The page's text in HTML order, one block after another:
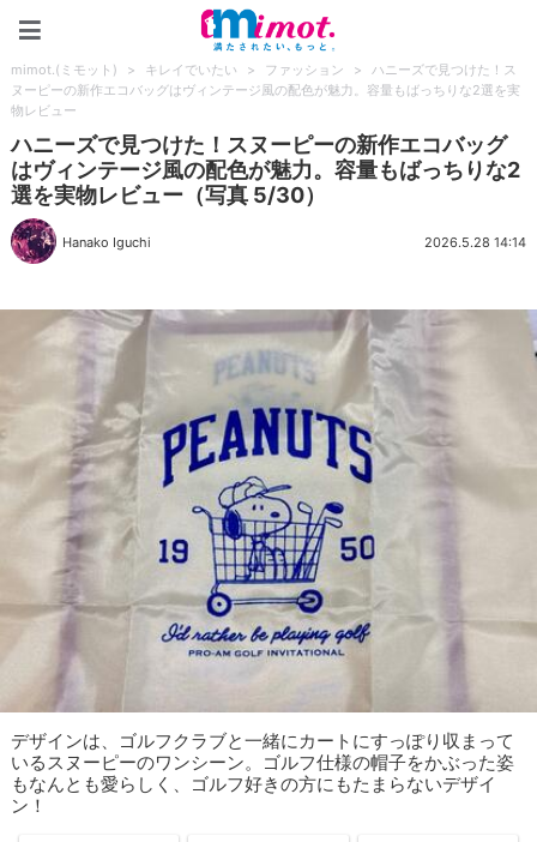
mimot.(ミモット) > キレイでいたい > ファッション >
ハニーズで見つけた！ス
ヌーピーの新作エコバッグはヴィンテージ風の配色が魅力。容量もばっちりな2選を実
物レビュー
ハニーズで見つけた！スヌーピーの新作エコバッグ
はヴィンテージ風の配色が魅力。容量もばっちりな2
選を実物レビュー（写真 5/30）
Hanako Iguchi 2026.5.28 14:14
デザインは、ゴルフクラブと一緒にカートにすっぽり収まって
いるスヌーピーのワンシーン。ゴルフ仕様の帽子をかぶった姿
もなんとも愛らしく、ゴルフ好きの方にもたまらないデザイ
ン！